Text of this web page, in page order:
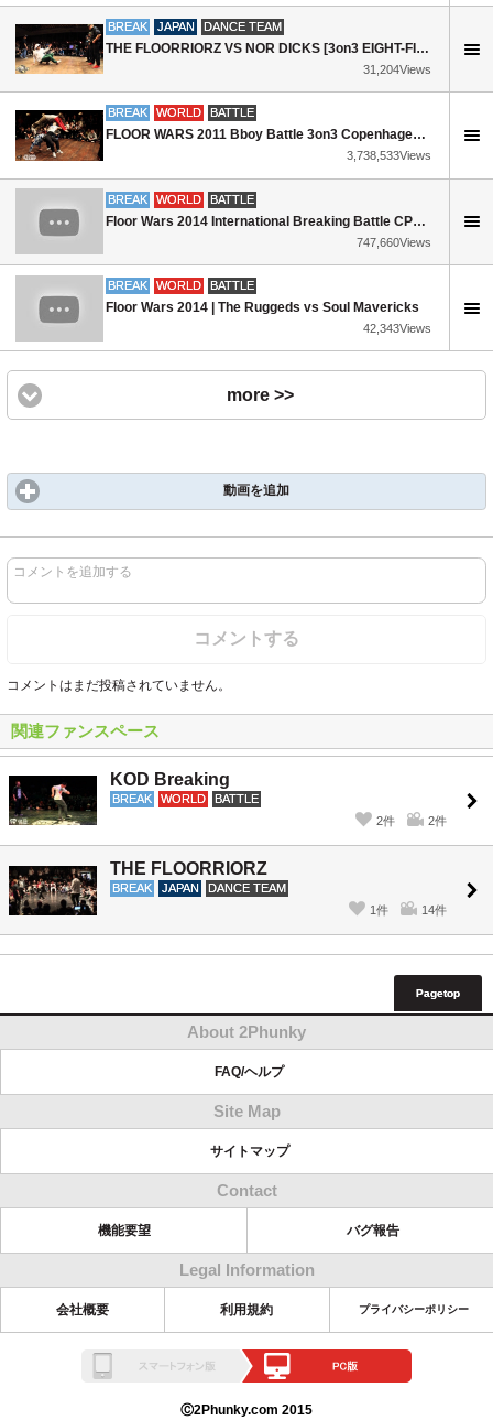
BREAK JAPAN DANCE TEAM
THE FLOORRIORZ VS NOR DICKS [3on3 EIGHT-FINAL] ▶ FLOOR WARS 2016 ◀ ⓒ .BBoy World | Denmark
31,204Views
BREAK WORLD BATTLE
FLOOR WARS 2011 Bboy Battle 3on3 Copenhagen, Denmark | YAKFILMS
3,738,533Views
BREAK WORLD BATTLE
Floor Wars 2014 International Breaking Battle CPH Denmark | YAK FILMS
747,660Views
BREAK WORLD BATTLE
Floor Wars 2014 | The Ruggeds vs Soul Mavericks
42,343Views
more >>
動画を追加
コメントを追加する
コメントする
コメントはまだ投稿されていません。
関連ファンスペース
KOD Breaking
BREAK WORLD
BATTLE
2件
2件
THE FLOORRIORZ
BREAK JAPAN
DANCE TEAM
1件
14件
Pagetop
About 2Phunky
FAQ/ヘルプ
Site Map
サイトマップ
Contact
機能要望 バグ報告
Legal Information
会社概要 利用規約 プライバシーポリシー
Ⓒ2Phunky.com 2015